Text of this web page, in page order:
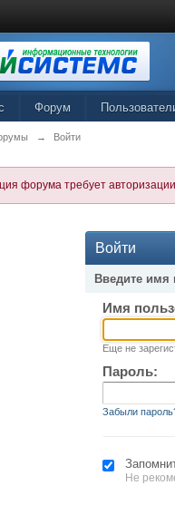
Форум
→ Войти
форума требует
Войти
Введите имя
Имя
Еще не
Пароль:
Забыли
Не